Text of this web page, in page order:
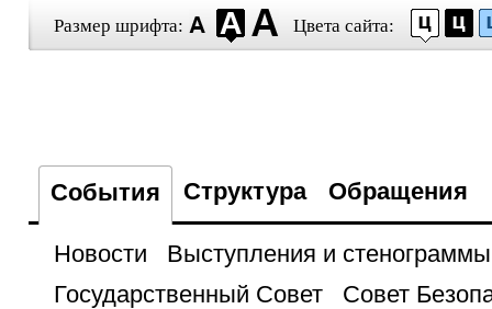
Размер шрифта: Цвета сайта:
События Структура Обращения
Новости
Выступления и стенограммы
Государственный Совет
Совет